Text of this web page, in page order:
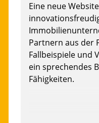
Eine neue
Partnern aus der
Fallbeispiele und
ein sprechendes
Fähigkeiten.